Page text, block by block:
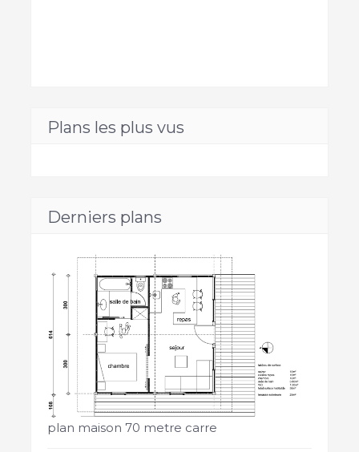
Plans les plus vus
Derniers plans
plan maison 70 metre carre